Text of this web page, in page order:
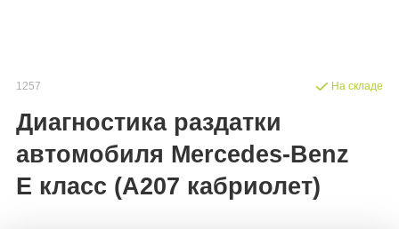
1257
Диагностика раздатки
автомобиля Mercedes-Benz
E класс (A207 кабриолет)
На складе